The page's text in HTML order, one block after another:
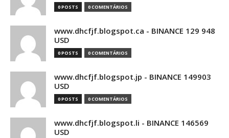
0 POSTS 0 COMENTÁRIOS
www.dhcfjf.blogspot.ca - BINANCE 129 948
USD
0 POSTS 0 COMENTÁRIOS
www.dhcfjf.blogspot.jp - BINANCE 149903
USD
0 POSTS 0 COMENTÁRIOS
www.dhcfjf.blogspot.li - BINANCE 146569
USD